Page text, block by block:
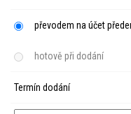
převodem na účet
hotově při dodání
Termín dodání